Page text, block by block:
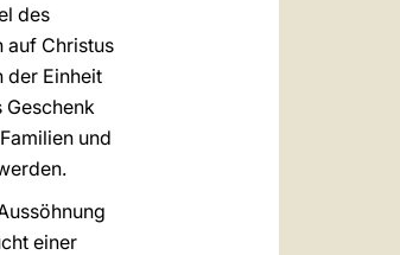
des
auf Christus
der Einheit
Geschenk
und
einer